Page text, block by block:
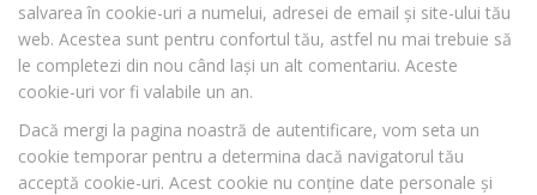
salvarea în cookie-uri a numelui, adresei de email și site-ului tău
web. Acestea sunt pentru confortul tău, astfel nu mai trebuie să
le completezi din nou când lași un alt comentariu. Aceste
cookie-uri vor fi valabile un an.
Dacă mergi la pagina noastră de autentificare, vom seta un
cookie temporar pentru a determina dacă navigatorul tău
acceptă cookie-uri. Acest cookie nu conține date personale și